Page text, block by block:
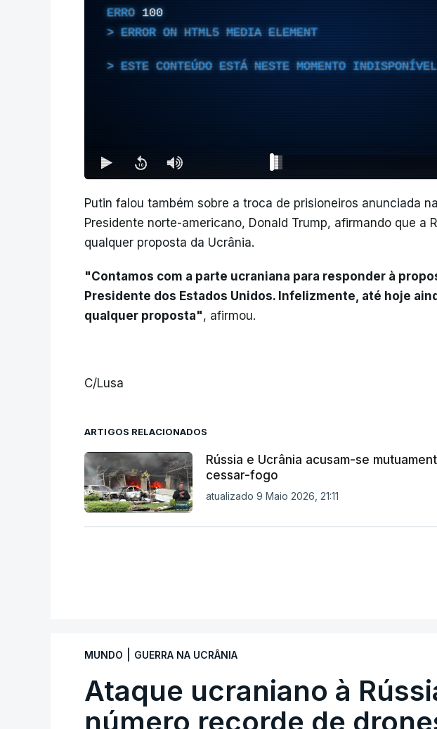
ERRO 100
ERROR ON HTML5 MEDIA ELEMENT
ESTE CONTEÚDO ESTÁ NESTE MOMENTO INDISPONÍVEL
Putin falou também sobre a troca de prisioneiros anunciada
Presidente norte-americano, Donald Trump, afirmando que a
qualquer proposta da Ucrânia.
"Contamos com a parte ucraniana para responder à
Presidente dos Estados Unidos. Infelizmente, até hoje
qualquer proposta", afirmou.
C/Lusa
ARTIGOS RELACIONADOS
Rússia e Ucrânia acusam-se
cessar-fogo
atualizado 9 Maio 2026, 21:11
MUNDO GUERRA NA UCRÂNIA
Ataque ucraniano à
número recorde de